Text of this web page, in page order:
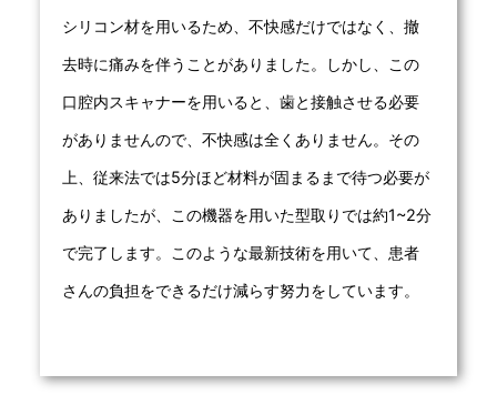
シリコン材を用いるため、不快感だけではなく、撤
去時に痛みを伴うことがありました。しかし、この
口腔内スキャナーを用いると、歯と接触させる必要
がありませんので、不快感は全くありません。その
上、従来法では5分ほど材料が固まるまで待つ必要が
ありましたが、この機器を用いた型取りでは約1~2分
で完了します。このような最新技術を用いて、患者
さんの負担をできるだけ減らす努力をしています。